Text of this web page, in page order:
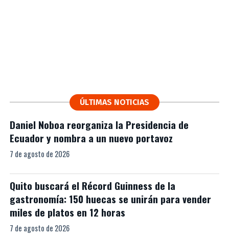
ÚLTIMAS NOTICIAS
Daniel Noboa reorganiza la Presidencia de
Ecuador y nombra a un nuevo portavoz
7 de agosto de 2026
Quito buscará el Récord Guinness de la
gastronomía: 150 huecas se unirán para vender
miles de platos en 12 horas
7 de agosto de 2026